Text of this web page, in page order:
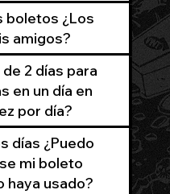
boletos ¿Los
amigos?
2 días para
en un día en
por día?
días ¿Puedo
mi boleto
haya usado?